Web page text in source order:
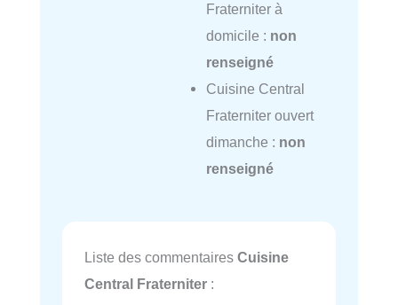
Fraterniter à
domicile : non
renseigné
Cuisine Central
Fraterniter ouvert
dimanche : non
renseigné
Liste des commentaires Cuisine
Central Fraterniter :